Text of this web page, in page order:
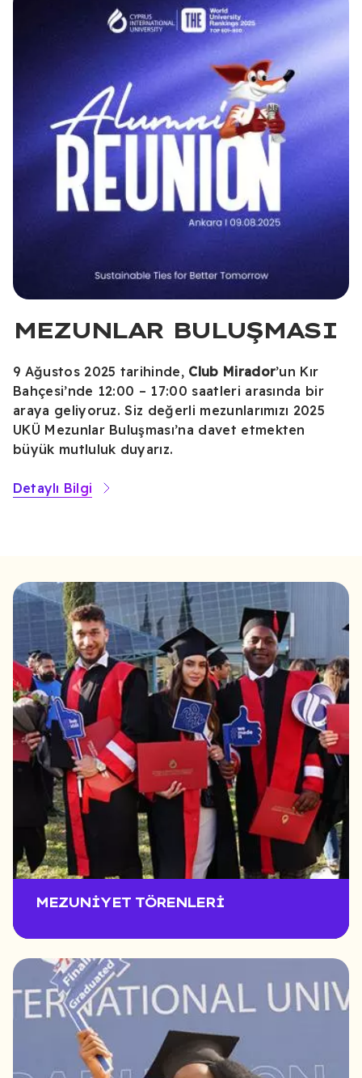
MEZUNLAR BULUŞMASI
9 Ağustos 2025 tarihinde, Club Mirador’un Kır
Bahçesi’nde 12:00 – 17:00 saatleri arasında bir
araya geliyoruz. Siz değerli mezunlarımızı 2025
UKÜ Mezunlar Buluşması’na davet etmekten
büyük mutluluk duyarız.
Detaylı Bilgi
MEZUNIYET TÖRENLERI